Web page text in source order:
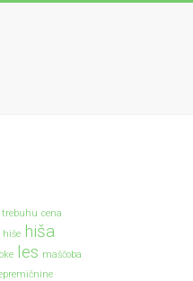
trebuhu cena
hiše hiša
les maščoba